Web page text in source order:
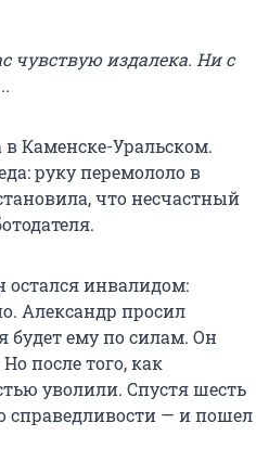
чувствую издалека. Ни с
Каменске-Уральском.
руку перемололо в
что несчастный
остался инвалидом:
Александр просил
будет ему по силам. Он
после того, как
уволили. Спустя шесть
справедливости — и пошел